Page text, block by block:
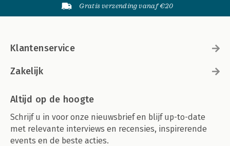
Gratis verzending vanaf €20
Klantenservice
Zakelijk
Altijd op de hoogte
Schrijf u in voor onze nieuwsbrief en blijf up-to-date
met relevante interviews en recensies, inspirerende
events en de beste acties.